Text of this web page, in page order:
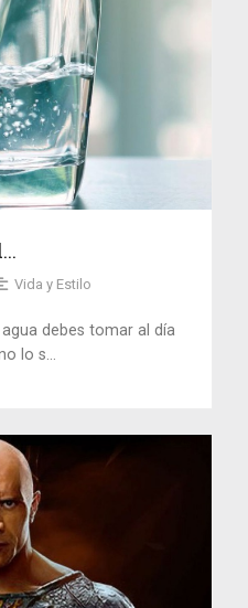
Vida y Estilo
debes tomar al día
lo s...